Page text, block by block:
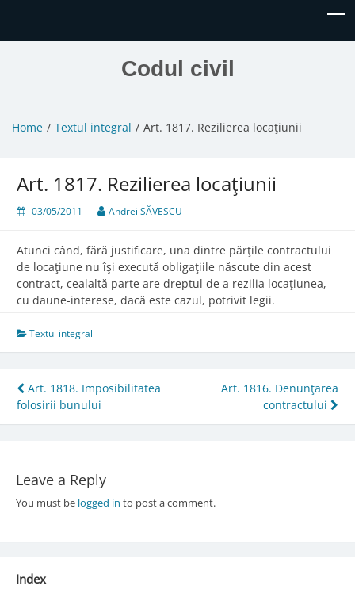
Codul civil
Home Textul integral Art. 1817. Rezilierea locaţiunii
Art. 1817. Rezilierea locaţiunii
03/05/2011 Andrei SĂVESCU
Atunci când, fără justificare, una dintre părţile contractului
de locaţiune nu îşi execută obligaţiile născute din acest
contract, cealaltă parte are dreptul de a rezilia locaţiunea,
cu daune-interese, dacă este cazul, potrivit legii.
Textul integral
Post
navigation
Art. 1818. Imposibilitatea
folosirii bunului
Art. 1816. Denunţarea
contractului
Leave a Reply
You must be logged in to post a comment.
Index